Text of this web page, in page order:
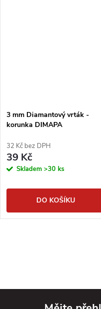
3 mm Diamantový vrták -
korunka DIMAPA
32 Kč bez DPH
39 Kč
Skladem >30 ks
DO KOŠÍKU